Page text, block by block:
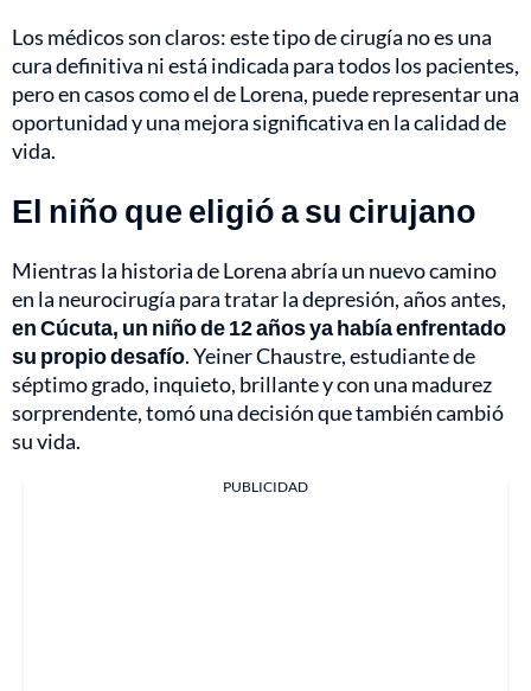
Los médicos son claros: este tipo de cirugía no es una
cura definitiva ni está indicada para todos los pacientes,
pero en casos como el de Lorena, puede representar una
oportunidad y una mejora significativa en la calidad de
vida.
El niño que eligió a su cirujano
Mientras la historia de Lorena abría un nuevo camino
en la neurocirugía para tratar la depresión, años antes,
en Cúcuta, un niño de 12 años ya había enfrentado
su propio desafío. Yeiner Chaustre, estudiante de
séptimo grado, inquieto, brillante y con una madurez
sorprendente, tomó una decisión que también cambió
su vida.
PUBLICIDAD